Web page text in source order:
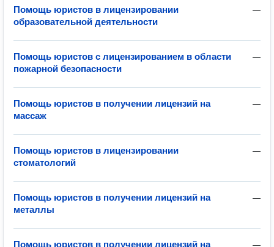
—
Помощь юристов в лицензировании
образовательной деятельности
—
Помощь юристов с лицензированием в области
пожарной безопасности
—
Помощь юристов в получении лицензий на
массаж
—
Помощь юристов в лицензировании
стоматологий
—
Помощь юристов в получении лицензий на
металлы
—
Помощь юристов в получении лицензий на